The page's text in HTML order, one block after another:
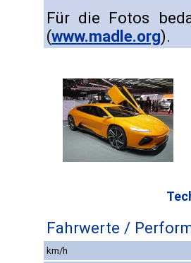
Für die Fotos
(www.madle.org).
Fahrwerte /
km/h